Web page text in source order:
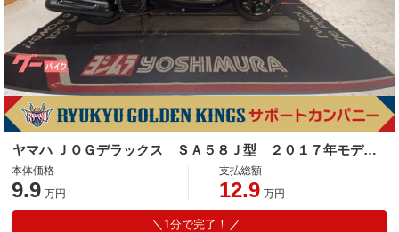
ヤマハ ＪＯＧデラックス ＳＡ５８Ｊ型 ２０１７年モデル リアキャリア
本体価格
9.9 万円
支払総額
12.9 万円
1分で完了！